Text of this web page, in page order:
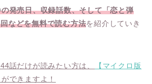
発売日、収録話数、そして「恋と弾
などを無料で読む方法を紹介していき
話だけが読みたい方は、
【マイクロ版
できますよ！